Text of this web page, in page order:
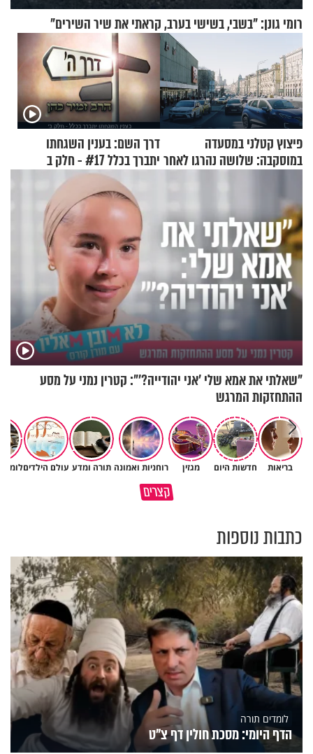
רומי גונן: "בשבי, בשישי בערב, קראתי את שיר השירים"
פיצוץ קטלני במסעדה
במוסקבה: שלושה נהרגו לאחר
דרך השם: בענין השגחתו
יתברך בכלל #17 - חלק ב
"שאלתי את אמא שלי 'אני יהודייה?'": קטרין נמני על מסע
ההתחזקות המרגש
בריאות חדשות היום מגזין רוחניות ואמונה תורה ומדע עולם הילדים
קצריםמדוע האמונה נמשלה למלח?
גם ׳הרע׳ זה הרחמים של בורא
כתבות נוספות
לומדים תורה
הדף היומי: מסכת חולין דף צ"ט